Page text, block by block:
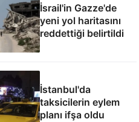
İsrail'in Gazze'de
yeni yol haritasını
reddettiği belirtildi
İstanbul'da
taksicilerin eylem
planı ifşa oldu